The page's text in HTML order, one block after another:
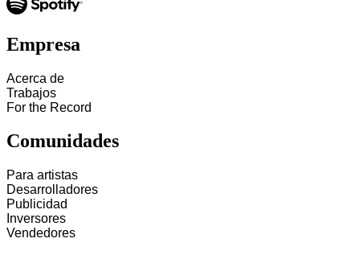
Empresa
Acerca de
Trabajos
For the Record
Comunidades
Para artistas
Desarrolladores
Publicidad
Inversores
Vendedores